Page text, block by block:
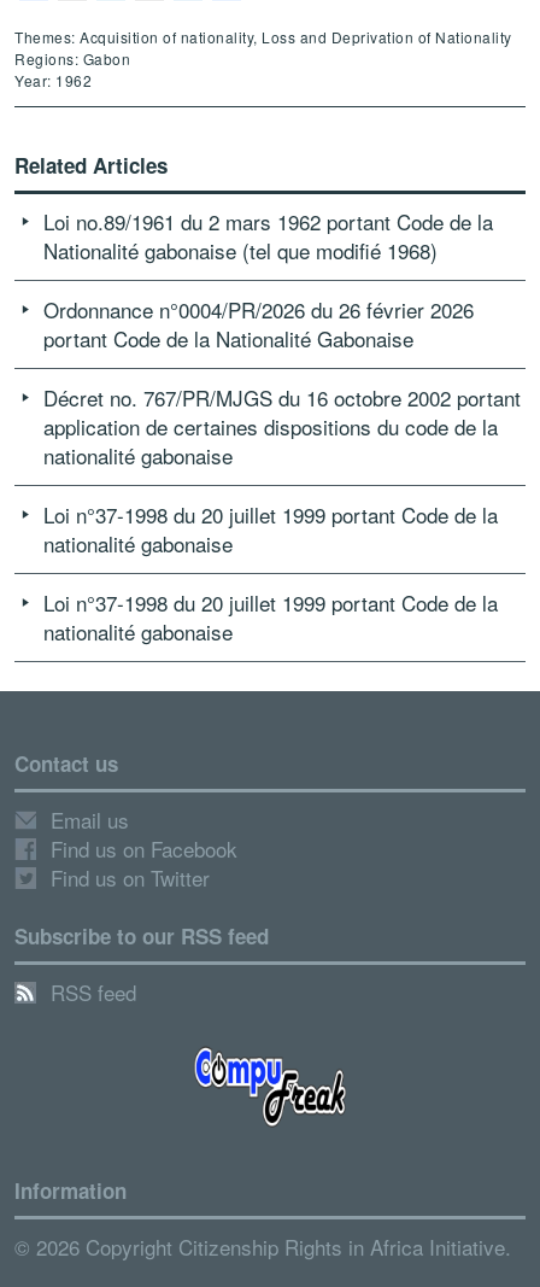
Themes: Acquisition of nationality, Loss and Deprivation of Nationality
Regions: Gabon
Year: 1962
Related Articles
Loi no.89/1961 du 2 mars 1962 portant Code de la
Nationalité gabonaise (tel que modifié 1968)
Ordonnance n°0004/PR/2026 du 26 février 2026
portant Code de la Nationalité Gabonaise
Décret no. 767/PR/MJGS du 16 octobre 2002 portant
application de certaines dispositions du code de la
nationalité gabonaise
Loi n°37-1998 du 20 juillet 1999 portant Code de la
nationalité gabonaise
Loi n°37-1998 du 20 juillet 1999 portant Code de la
nationalité gabonaise
Contact us
Email us
Find us on Facebook
Find us on Twitter
Subscribe to our RSS feed
RSS feed
Information
© 2026 Copyright Citizenship Rights in Africa Initiative.